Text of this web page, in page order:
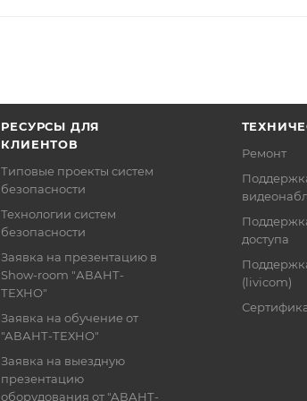
РЕСУРСЫ ДЛЯ
КЛИЕНТОВ
Типовые проекты систем
безопасности
Технологии систем
безопасности
Заявка на презентацию в
Show-room "АВАНТ-
ТЕХНО"
Заявка на обучение от
"АВАНТ-ТЕХНО"
Заявка на выездную
презентацию
оборудования от "АВАНТ-
Ремонт
доступа
(livicom)